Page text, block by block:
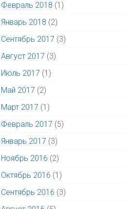
Февраль 2018 (1)
Январь 2018 (2)
Сентябрь 2017 (3)
Август 2017 (3)
Июль 2017 (1)
Май 2017 (2)
Март 2017 (1)
Февраль 2017 (5)
Январь 2017 (3)
Ноябрь 2016 (2)
Октябрь 2016 (1)
Сентябрь 2016 (3)